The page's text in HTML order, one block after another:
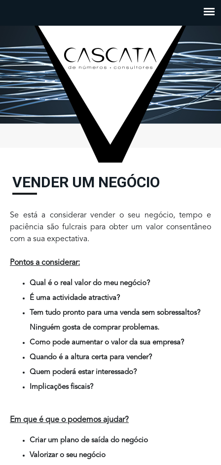
VENDER UM NEGÓCIO
Se está a considerar vender o seu negócio, tempo e
paciência são fulcrais para obter um valor consentâneo
com a sua expectativa.
Pontos a considerar:
Qual é o real valor do meu negócio?
É uma actividade atractiva?
Tem tudo pronto para uma venda sem sobressaltos?
Ninguém gosta de comprar problemas.
Como pode aumentar o valor da sua empresa?
Quando é a altura certa para vender?
Quem poderá estar interessado?
Implicações fiscais?
Em que é que o podemos ajudar?
Criar um plano de saída do negócio
Valorizar o seu negócio